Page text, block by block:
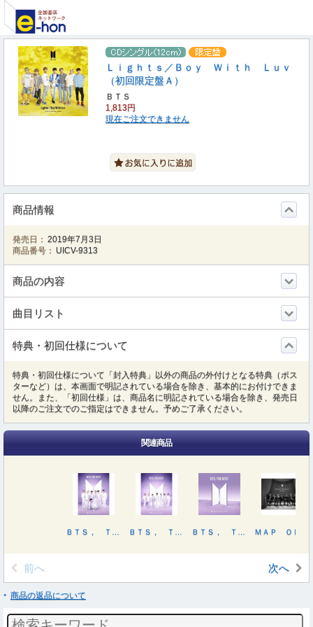
Ｌｉｇｈｔｓ／Ｂｏｙ Ｗｉｔｈ Ｌｕｖ
（初回限定盤Ａ）
ＢＴＳ
1,813円
現在ご注文できません
商品情報
発売日： 2019年7月3日
商品番号： UICV-9313
商品の内容
曲目リスト
特典・初回仕様について
特典・初回仕様について「封入特典」以外の商品の外付けとなる特典（ポス
ターなど）は、本画面で明記されている場合を除き、基本的にお付けできま
せん。また、「初回仕様」は、商品名に明記されている場合を除き、発売日
以降のご注文でのご指定はできません。予めご了承ください。
関連商品
前へ 次へ
商品の返品について